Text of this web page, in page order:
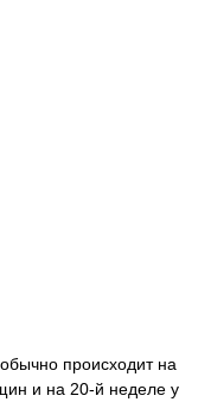
происходит на
и на 20-й неделе у